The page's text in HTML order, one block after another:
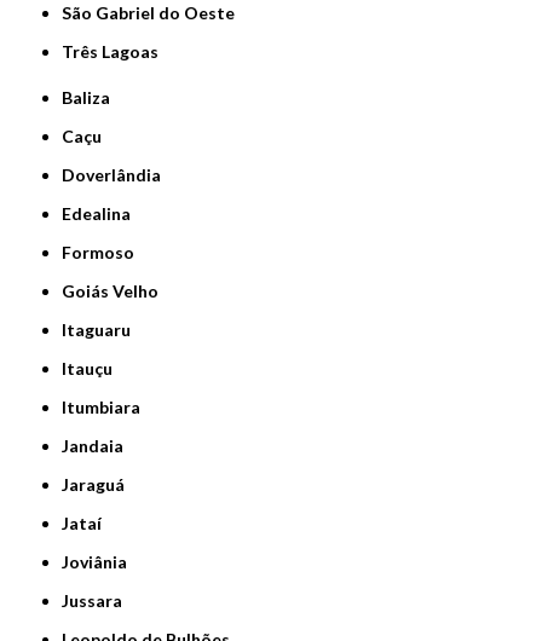
São Gabriel do Oeste
Três Lagoas
Baliza
Caçu
Doverlândia
Edealina
Formoso
Goiás Velho
Itaguaru
Itauçu
Itumbiara
Jandaia
Jaraguá
Jataí
Joviânia
Jussara